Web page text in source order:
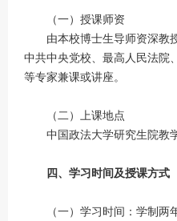
（一）授课师资
由本校博士生导师资深教授
中共中央党校、最高人民法院
等专家兼课或讲座。
（二）上课地点
中国政法大学研究生院教
四、学习时间及授课方式
（一）学习时间：学制两